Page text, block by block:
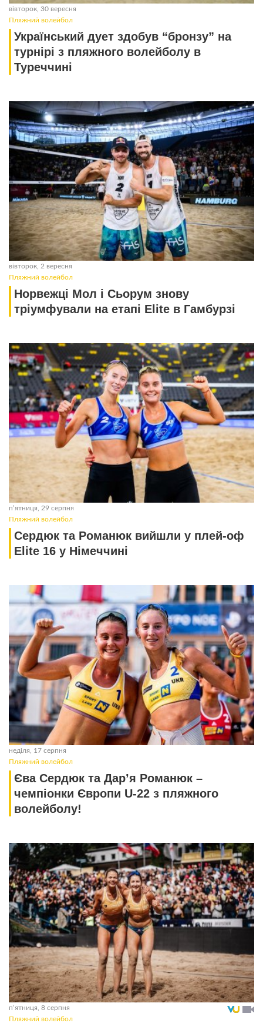
вівторок, 30 вересня
Пляжний волейбол
Український дует здобув “бронзу” на
турнірі з пляжного волейболу в
Туреччині
вівторок, 2 вересня
Пляжний волейбол
Норвежці Мол і Сьорум знову
тріумфували на етапі Elite в Гамбурзі
пʼятниця, 29 серпня
Пляжний волейбол
Cердюк та Романюк вийшли у плей-оф
Elite 16 у Німеччині
неділя, 17 серпня
Пляжний волейбол
Єва Сердюк та Дар’я Романюк –
чемпіонки Європи U-22 з пляжного
волейболу!
пʼятниця, 8 серпня
Пляжний волейбол